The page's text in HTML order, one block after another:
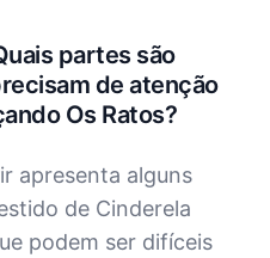
partes são
de atenção
Os Ratos?
apresenta alguns
de Cinderela
podem ser difíceis